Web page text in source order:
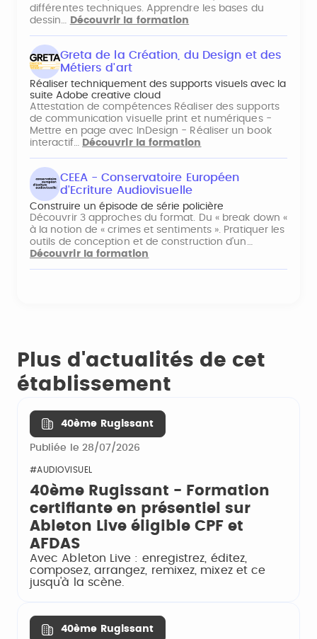
différentes techniques. Apprendre les bases du
dessin…
Découvrir la formation
Greta de la Création, du Design et des
Métiers d'art
Réaliser techniquement des supports visuels avec la
suite Adobe creative cloud
Attestation de compétences Réaliser des supports
de communication visuelle print et numériques -
Mettre en page avec InDesign - Réaliser un book
interactif… Découvrir la formation
CEEA - Conservatoire Européen
d'Ecriture Audiovisuelle
Construire un épisode de série policière
Découvrir 3 approches du format. Du « break down «
à la notion de « crimes et sentiments ». Pratiquer les
outils de conception et de construction d’un…
Découvrir la formation
Plus d'actualités de cet
établissement
40ème Rugissant
Publiée le 28/07/2026
#AUDIOVISUEL
40ème Rugissant - Formation
certifiante en présentiel sur
Ableton Live éligible CPF et
AFDAS
Avec Ableton Live : enregistrez, éditez,
composez, arrangez, remixez, mixez et ce
jusqu'à la scène.
40ème Rugissant